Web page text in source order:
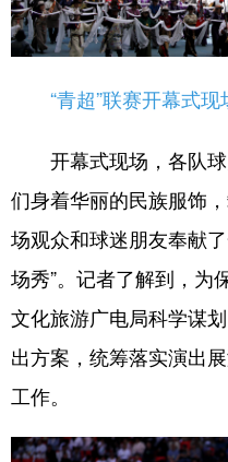
“青超”联赛开幕式
开幕式现场，各队球
们身着华丽的民族服饰
场观众和球迷朋友奉献
场秀”。记者了解到，为
文化旅游广电局科学谋
出方案，统筹落实演出
工作。